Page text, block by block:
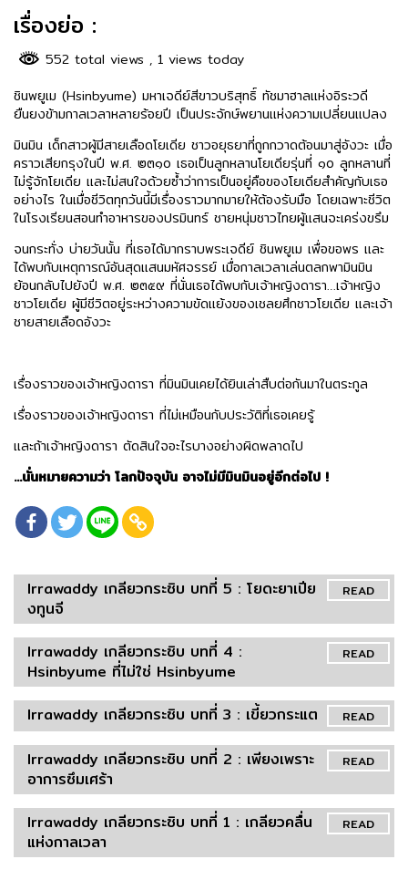
เรื่องย่อ :
552 total views , 1 views today
ชินพยูเม (Hsinbyume) มหาเจดีย์สีขาวบริสุทธิ์ ทัชมาฮาลแห่งอิระวดี
ยืนยงข้ามกาลเวลาหลายร้อยปี เป็นประจักษ์พยานแห่งความเปลี่ยนแปลง
มินมิน เด็กสาวผู้มีสายเลือดโยเดีย ชาวอยุธยาที่ถูกกวาดต้อนมาสู่อังวะ เมื่อ
คราวเสียกรุงในปี พ.ศ. ๒๓๑๐ เธอเป็นลูกหลานโยเดียรุ่นที่ ๑๐ ลูกหลานที่
ไม่รู้จักโยเดีย และไม่สนใจด้วยซ้ำว่าการเป็นอยู่คือของโยเดียสำคัญกับเธอ
อย่างไร ในเมื่อชีวิตทุกวันนี้มีเรื่องราวมากมายให้ต้องรับมือ โดยเฉพาะชีวิต
ในโรงเรียนสอนทำอาหารของปรมินทร์ ชายหนุ่มชาวไทยผู้แสนจะเคร่งขรึม
จนกระทั่ง บ่ายวันนั้น ที่เธอได้มากราบพระเจดีย์ ชินพยูเม เพื่อขอพร และ
ได้พบกับเหตุการณ์อันสุดแสนมหัศจรรย์ เมื่อกาลเวลาเล่นตลกพามินมิน
ย้อนกลับไปยังปี พ.ศ. ๒๓๕๙ ที่นั่นเธอได้พบกับเจ้าหญิงดารา…เจ้าหญิง
ชาวโยเดีย ผู้มีชีวิตอยู่ระหว่างความขัดแย้งของเชลยศึกชาวโยเดีย และเจ้า
ชายสายเลือดอังวะ
เรื่องราวของเจ้าหญิงดารา ที่มินมินเคยได้ยินเล่าสืบต่อกันมาในตระกูล
เรื่องราวของเจ้าหญิงดารา ที่ไม่เหมือนกับประวัติที่เธอเคยรู้
และถ้าเจ้าหญิงดารา ตัดสินใจอะไรบางอย่างผิดพลาดไป
…นั่นหมายความว่า โลกปัจจุบัน อาจไม่มีมินมินอยู่อีกต่อไป !
READ
Irrawaddy เกลียวกระซิบ บทที่ 5 : โยดะยาเปีย
งทูนจี
READ
Irrawaddy เกลียวกระซิบ บทที่ 4 :
Hsinbyume ที่ไม่ใช่ Hsinbyume
READ
Irrawaddy เกลียวกระซิบ บทที่ 3 : เขี้ยวกระแต
READ
Irrawaddy เกลียวกระซิบ บทที่ 2 : เพียงเพราะ
อาการซึมเศร้า
READ
Irrawaddy เกลียวกระซิบ บทที่ 1 : เกลียวคลื่น
แห่งกาลเวลา